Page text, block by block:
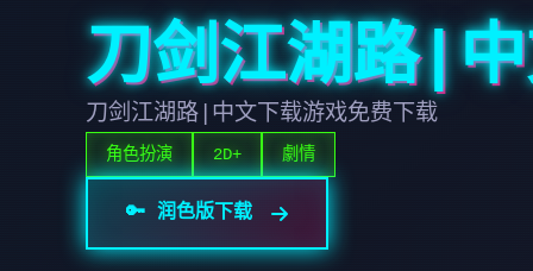
刀剑江湖路|
刀剑江湖路|中文下载游戏免费下载
角色扮演 2D+ 劇情
🔑 润色版下载